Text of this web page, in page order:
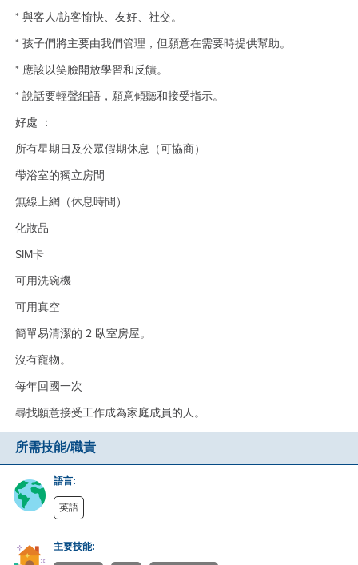
* 與客人/訪客愉快、友好、社交。
* 孩子們將主要由我們管理，但願意在需要時提供幫助。
* 應該以笑臉開放學習和反饋。
* 說話要輕聲細語，願意傾聽和接受指示。
好處 ：
所有星期日及公眾假期休息（可協商）
帶浴室的獨立房間
無線上網（休息時間）
化妝品
SIM卡
可用洗碗機
可用真空
簡單易清潔的 2 臥室房屋。
沒有寵物。
每年回國一次
尋找願意接受工作成為家庭成員的人。
所需技能/職責
語言:
英語
主要技能: